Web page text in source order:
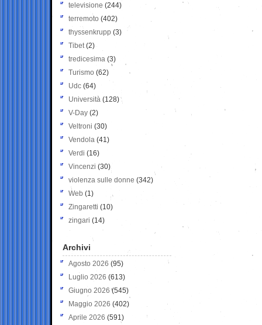
televisione(244)
terremoto (402)
thyssenkrupp (3)
Tibet(2)
tredicesima (3)
Turismo (62)
Udc (64)
Università (128)
V-Day (2)
Veltroni (30)
Vendola (41)
Verdi (16)
Vincenzi (30)
violenza sulle donne (342)
Web (1)
Zingaretti (10)
zingari (14)
Archivi
Agosto 2026 (95)
Luglio 2026 (613)
Giugno 2026 (545)
Maggio 2026 (402)
Aprile 2026 (591)